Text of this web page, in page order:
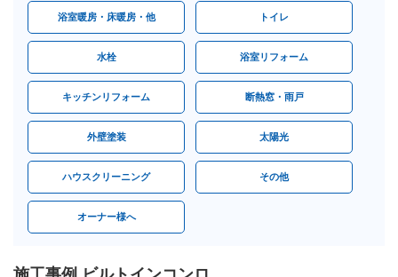
浴室暖房・床暖房・他 トイレ
水栓 浴室リフォーム
キッチンリフォーム 断熱窓・雨戸
外壁塗装 太陽光
ハウスクリーニング その他
オーナー様へ